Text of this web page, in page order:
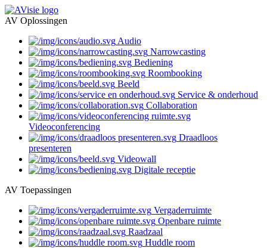
AV Oplossingen
Audio
Narrowcasting
Bediening
Roombooking
Beeld
Service & onderhoud
Collaboration
Videoconferencing
Draadloos
presenteren
Videowall
Digitale receptie
AV Toepassingen
Vergaderruimte
Openbare ruimte
Raadzaal
Huddle room